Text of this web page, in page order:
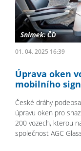
01. 04. 2025 16:39
Úprava oken
mobilního
České dráhy
úpravu oken pro
200 vozech, kterou
společnost AGC